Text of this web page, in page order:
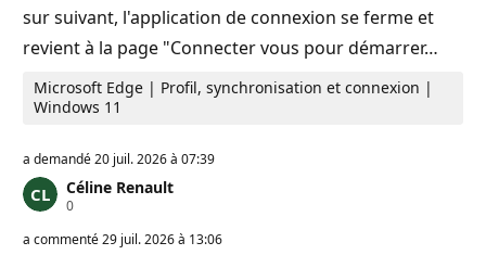
sur suivant, l'application de connexion se ferme et
revient à la page "Connecter vous pour démarrer…
Microsoft Edge | Profil, synchronisation et connexion |
Windows 11
a demandé20 juil. 2026 à 07:39
Céline Renault
0P
i
a commenté29 juil. 2026 à 13:06